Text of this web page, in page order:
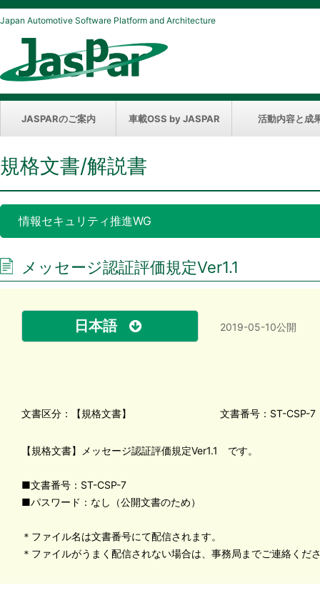
Japan Automotive Software Platform and Architecture
JASPARのご案内 車載OSS by JASPAR 活動内容と成
規格文書/解説書
情報セキュリティ推進WG
メッセージ認証評価規定Ver1.1
日本語 2019-05-10公開
文書区分：【規格文書】 文書番号：ST-CSP-7
【規格文書】メッセージ認証評価規定Ver1.1 です。
■文書番号：ST-CSP-7
■パスワード：なし（公開文書のため）
＊ファイル名は文書番号にて配信されます。
＊ファイルがうまく配信されない場合は、事務局までご連絡くだ